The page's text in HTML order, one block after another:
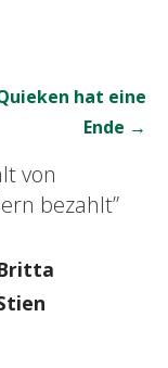
hat eine
Ende →
von
bezahlt”